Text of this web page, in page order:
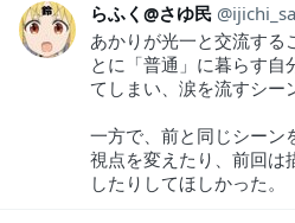
らふく@さゆ民
あかりが光一と交流する
とに「普通」に暮らす自
てしまい、涙を流すシー
一方で、前と同じシーン
視点を変えたり、前回は
したりしてほしかった。